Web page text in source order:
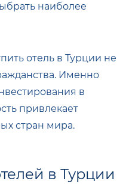
наиболее
отель в Турции не
Именно
в
привлекает
стран мира.
в Турции